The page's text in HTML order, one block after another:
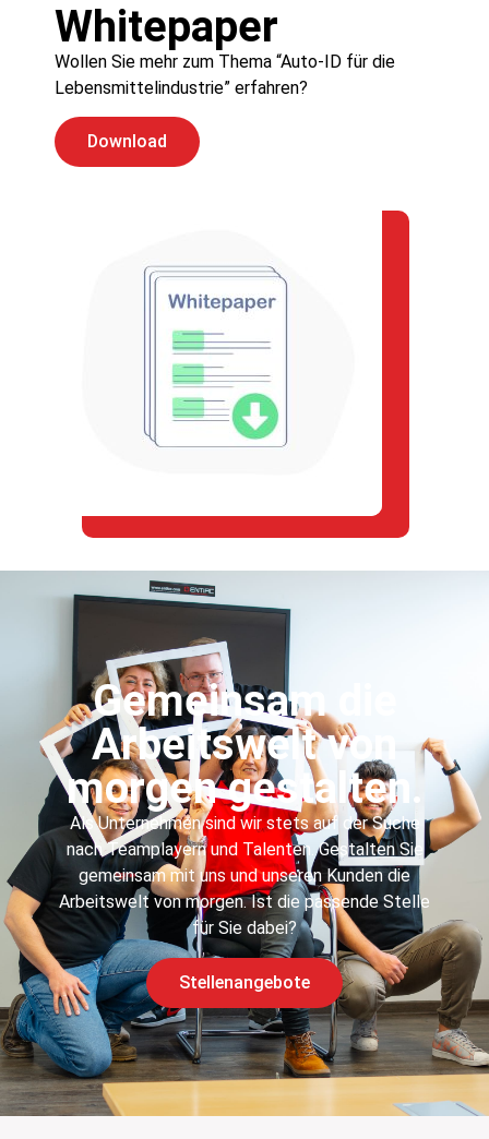
Whitepaper
Wollen Sie mehr zum Thema “Auto-ID für die
Lebensmittelindustrie” erfahren?
Download
Gemeinsam die
Arbeitswelt von
morgen gestalten.
Als Unternehmen sind wir stets auf der Suche
nach Teamplayern und Talenten. Gestalten Sie
gemeinsam mit uns und unseren Kunden die
Arbeitswelt von morgen. Ist die passende Stelle
für Sie dabei?
Stellenangebote